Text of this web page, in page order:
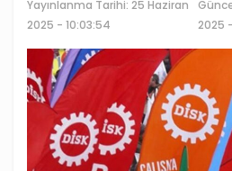
Yayınlanma Tarihi: 25 Haziran
2025 - 10:03:54
2025